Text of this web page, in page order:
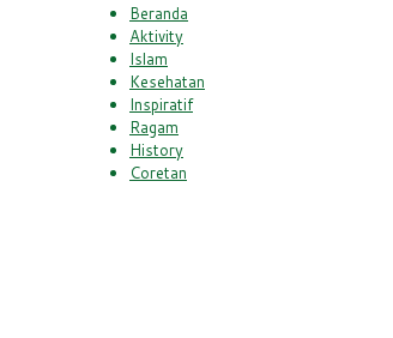
Beranda
Aktivity
Islam
Kesehatan
Inspiratif
Ragam
History
Coretan